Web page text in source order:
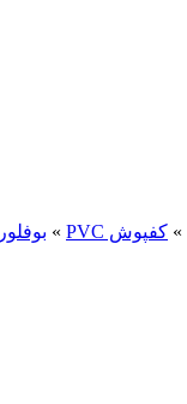
» کفپوش PVC » بوفلور